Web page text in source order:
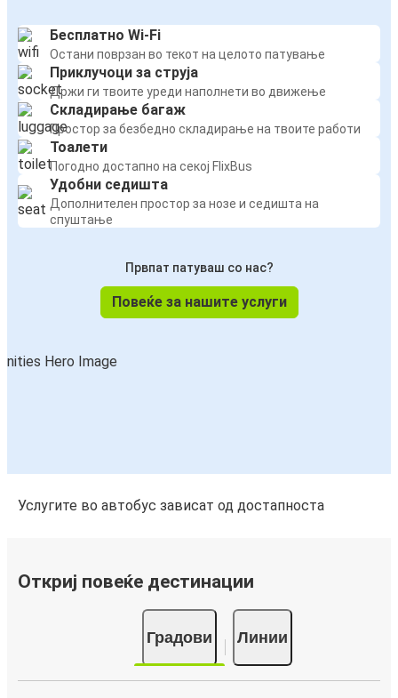
Бесплатно Wi-Fi
Остани поврзан во текот на целото патување
Приклучоци за струја
Држи ги твоите уреди наполнети во движење
Складирање багаж
Простор за безбедно складирање на твоите работи
Тоалети
Погодно достапно на секој FlixBus
Удобни седишта
Дополнителен простор за нозе и седишта на
спуштање
Првпат патуваш со нас?
Повеќе за нашите услуги
Услугите во автобус зависат од достапноста
Откриј повеќе дестинации
Градови Линии